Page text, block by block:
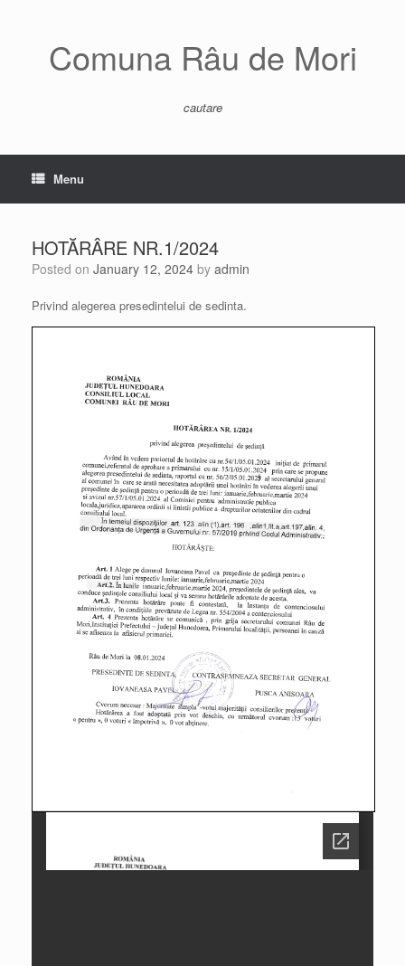
Comuna Râu de Mori
cautare
Menu
HOTĂRÂRE NR.1/2024
Posted on January 12, 2024 by admin
Privind alegerea presedintelui de sedinta.